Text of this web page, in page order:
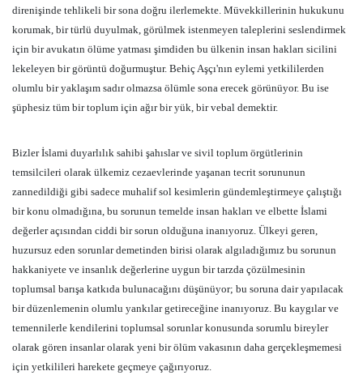
direnişinde tehlikeli bir sona doğru ilerlemekte. Müvekkillerinin hukukunu
korumak, bir türlü duyulmak, görülmek istenmeyen taleplerini seslendirmek
için bir avukatın ölüme yatması şimdiden bu ülkenin insan hakları sicilini
lekeleyen bir görüntü doğurmuştur. Behiç Aşçı'nın eylemi yetkililerden
olumlu bir yaklaşım sadır olmazsa ölümle sona erecek görünüyor. Bu ise
şüphesiz tüm bir toplum için ağır bir yük, bir vebal demektir.
Bizler İslami duyarlılık sahibi şahıslar ve sivil toplum örgütlerinin
temsilcileri olarak ülkemiz cezaevlerinde yaşanan tecrit sorununun
zannedildiği gibi sadece muhalif sol kesimlerin gündemleştirmeye çalıştığı
bir konu olmadığına, bu sorunun temelde insan hakları ve elbette İslami
değerler açısından ciddi bir sorun olduğuna inanıyoruz. Ülkeyi geren,
huzursuz eden sorunlar demetinden birisi olarak algıladığımız bu sorunun
hakkaniyete ve insanlık değerlerine uygun bir tarzda çözülmesinin
toplumsal barışa katkıda bulunacağını düşünüyor; bu soruna dair yapılacak
bir düzenlemenin olumlu yankılar getireceğine inanıyoruz. Bu kaygılar ve
temennilerle kendilerini toplumsal sorunlar konusunda sorumlu bireyler
olarak gören insanlar olarak yeni bir ölüm vakasının daha gerçekleşmemesi
için yetkilileri harekete geçmeye çağırıyoruz.